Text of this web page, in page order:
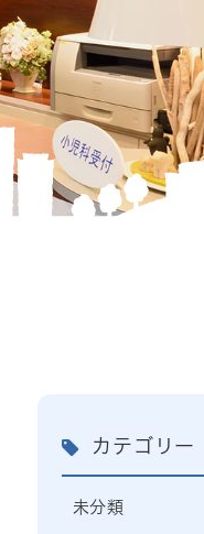
カテゴリー
未分類